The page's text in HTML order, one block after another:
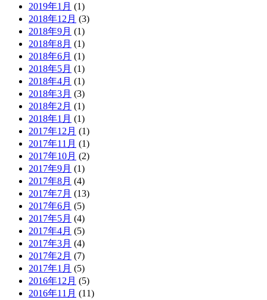
2019年1月 (1)
2018年12月 (3)
2018年9月 (1)
2018年8月 (1)
2018年6月 (1)
2018年5月 (1)
2018年4月 (1)
2018年3月 (3)
2018年2月 (1)
2018年1月 (1)
2017年12月 (1)
2017年11月 (1)
2017年10月 (2)
2017年9月 (1)
2017年8月 (4)
2017年7月 (13)
2017年6月 (5)
2017年5月 (4)
2017年4月 (5)
2017年3月 (4)
2017年2月 (7)
2017年1月 (5)
2016年12月 (5)
2016年11月 (11)